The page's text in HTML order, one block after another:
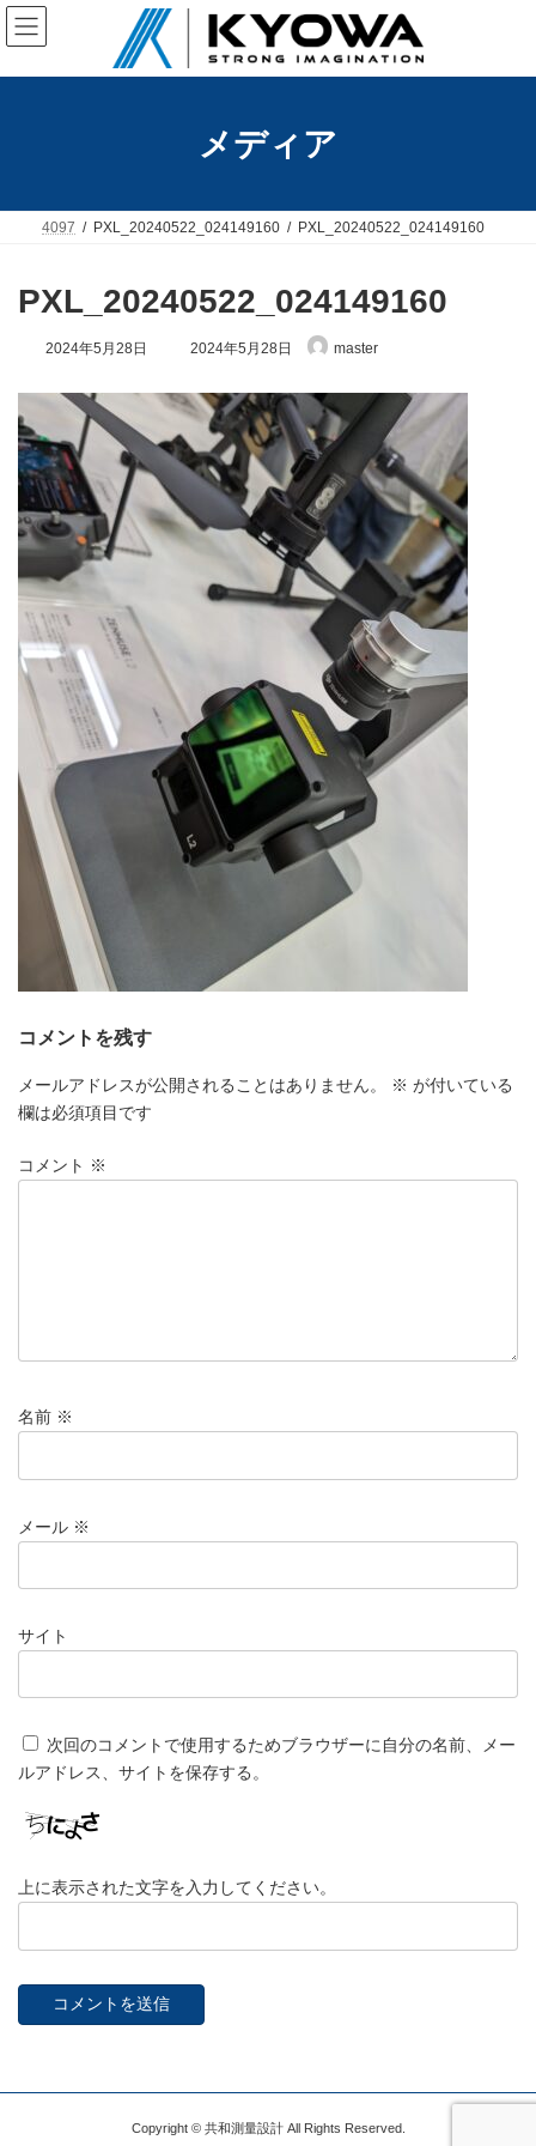
コ
ン
テ
ン
ナ
ビ
ゲ
ー
メディア
4097 PXL_20240522_024149160 PXL_20240522_024149160
PXL_20240522_024149160
2024年5月28日
最
新
日
時
:
2024年5月28日 master
コメントを残す
メールアドレスが公開されることはありません。 ※ が付いている
欄は必須項目です
コメント ※
名前 ※
メール ※
サイト
次回のコメントで使用するためブラウザーに自分の名前、メー
ルアドレス、サイトを保存する。
上に表示された文字を入力してください。
Copyright © 共和測量設計 All Rights Reserved.